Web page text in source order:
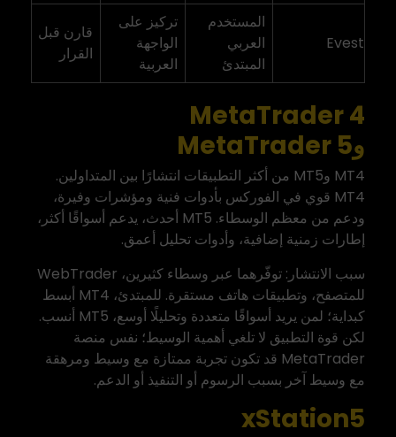
Evest
المستخدم
العربي
المبتدئ
تركيز على
الواجهة
العربية
قارن قبل
القرار
MetaTrader 4
وMetaTrader 5
MT4 وMT5 من أكثر التطبيقات انتشارًا بين المتداولين.
MT4 قوي في الفوركس بأدوات فنية ومؤشرات وفيرة،
ودعم من معظم الوسطاء. MT5 أحدث، يدعم أسواقًا أكثر،
إطارات زمنية إضافية، وأدوات تحليل أعمق.
سبب الانتشار: توفّرهما عبر وسطاء كثيرين، WebTrader
للمتصفح، وتطبيقات هاتف مستقرة. للمبتدئ، MT4 أبسط
كبداية؛ لمن يريد أسواقًا متعددة وتحليلًا أوسع، MT5 أنسب.
لكن قوة التطبيق لا تلغي أهمية الوسيط؛ نفس منصة
MetaTrader قد تكون تجربة ممتازة مع وسيط ومرهقة
مع وسيط آخر بسبب الرسوم أو التنفيذ أو الدعم.
xStation5